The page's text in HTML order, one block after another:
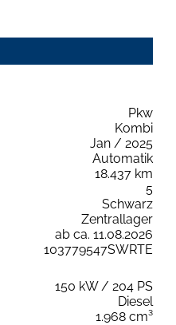
Pkw
Kombi
Jan / 2025
Automatik
18.437 km
5
Schwarz
Zentrallager
ab ca. 11.08.2026
103779547SWRTE
150 kW / 204 PS
Diesel
1.968 cm³